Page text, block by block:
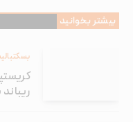
بیشتر بخوانید